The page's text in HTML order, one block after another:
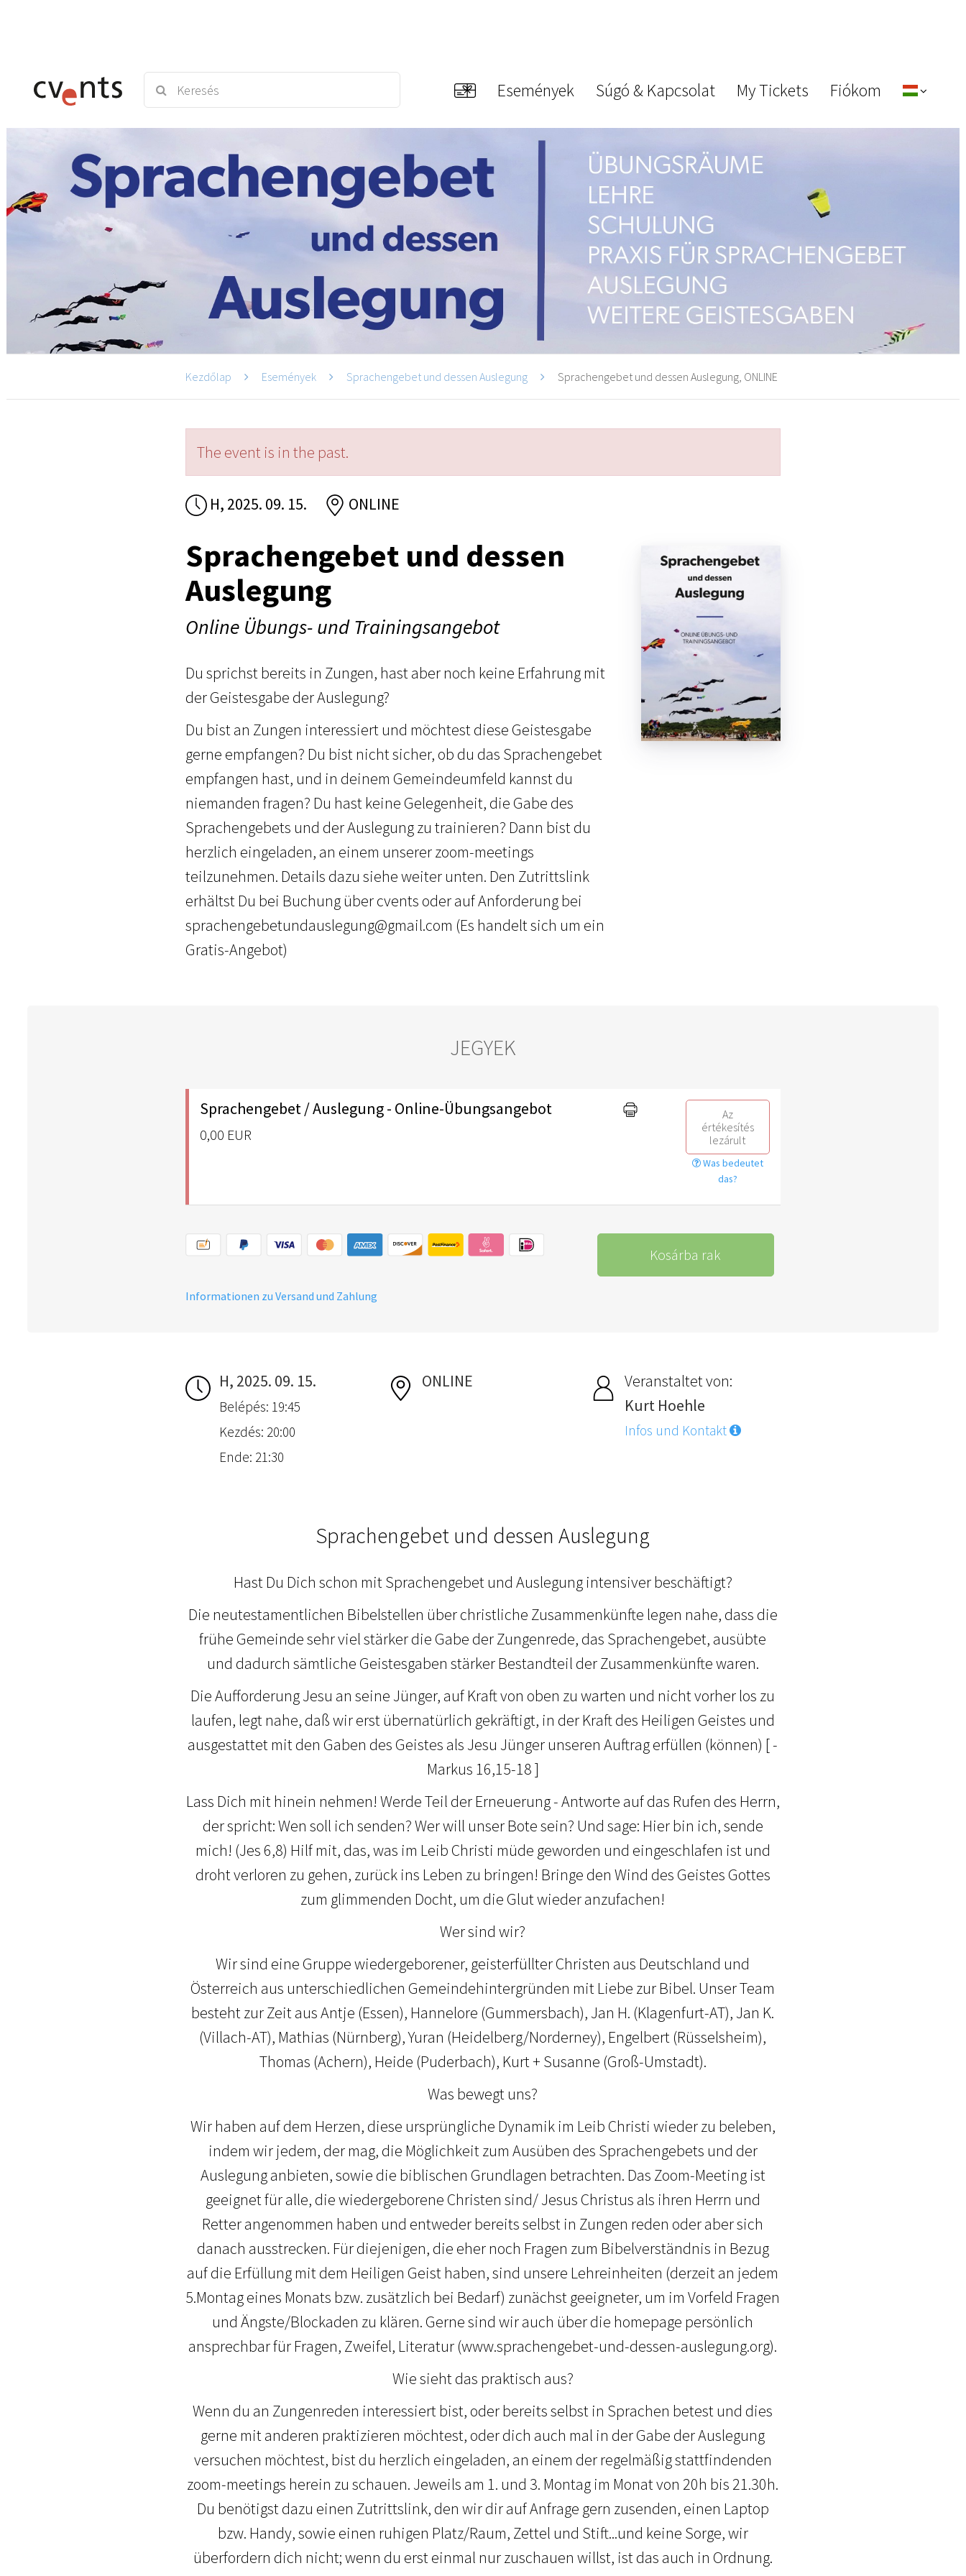
Események Súgó & Kapcsolat My Tickets Fiókom
Kezdőlap Események Sprachengebet und dessen Auslegung Sprachengebet und dessen Auslegung, ONLINE
The event is in the past.
H, 2025. 09. 15. ONLINE
Sprachengebet und dessen
Auslegung
Online Übungs- und Trainingsangebot
Du sprichst bereits in Zungen, hast aber noch keine Erfahrung mit
der Geistesgabe der Auslegung?
Du bist an Zungen interessiert und möchtest diese Geistesgabe
gerne empfangen? Du bist nicht sicher, ob du das Sprachengebet
empfangen hast, und in deinem Gemeindeumfeld kannst du
niemanden fragen? Du hast keine Gelegenheit, die Gabe des
Sprachengebets und der Auslegung zu trainieren? Dann bist du
herzlich eingeladen, an einem unserer zoom-meetings
teilzunehmen. Details dazu siehe weiter unten. Den Zutrittslink
erhältst Du bei Buchung über cvents oder auf Anforderung bei
sprachengebetundauslegung@gmail.com (Es handelt sich um ein
Gratis-Angebot)
JEGYEK
Sprachengebet / Auslegung - Online-Übungsangebot
0,00 EUR
Az
értékesítés
lezárult
Was bedeutet
das?
Kosárba rak
Informationen zu Versand und Zahlung
H, 2025. 09. 15.
Belépés: 19:45
Kezdés: 20:00
Ende: 21:30
ONLINE
Veranstaltet von:
Kurt Hoehle
Infos und Kontakt
Sprachengebet und dessen Auslegung
Hast Du Dich schon mit Sprachengebet und Auslegung intensiver beschäftigt?
Die neutestamentlichen Bibelstellen über christliche Zusammenkünfte legen nahe, dass die
frühe Gemeinde sehr viel stärker die Gabe der Zungenrede, das Sprachengebet, ausübte
und dadurch sämtliche Geistesgaben stärker Bestandteil der Zusammenkünfte waren.
Die Aufforderung Jesu an seine Jünger, auf Kraft von oben zu warten und nicht vorher los zu
laufen, legt nahe, daß wir erst übernatürlich gekräftigt, in der Kraft des Heiligen Geistes und
ausgestattet mit den Gaben des Geistes als Jesu Jünger unseren Auftrag erfüllen (können) [ -
Markus 16,15-18 ]
Lass Dich mit hinein nehmen! Werde Teil der Erneuerung - Antworte auf das Rufen des Herrn,
der spricht: Wen soll ich senden? Wer will unser Bote sein? Und sage: Hier bin ich, sende
mich! (Jes 6,8) Hilf mit, das, was im Leib Christi müde geworden und eingeschlafen ist und
droht verloren zu gehen, zurück ins Leben zu bringen! Bringe den Wind des Geistes Gottes
zum glimmenden Docht, um die Glut wieder anzufachen!
Wer sind wir?
Wir sind eine Gruppe wiedergeborener, geisterfüllter Christen aus Deutschland und
Österreich aus unterschiedlichen Gemeindehintergründen mit Liebe zur Bibel. Unser Team
besteht zur Zeit aus Antje (Essen), Hannelore (Gummersbach), Jan H. (Klagenfurt-AT), Jan K.
(Villach-AT), Mathias (Nürnberg), Yuran (Heidelberg/Norderney), Engelbert (Rüsselsheim),
Thomas (Achern), Heide (Puderbach), Kurt + Susanne (Groß-Umstadt).
Was bewegt uns?
Wir haben auf dem Herzen, diese ursprüngliche Dynamik im Leib Christi wieder zu beleben,
indem wir jedem, der mag, die Möglichkeit zum Ausüben des Sprachengebets und der
Auslegung anbieten, sowie die biblischen Grundlagen betrachten. Das Zoom-Meeting ist
geeignet für alle, die wiedergeborene Christen sind/ Jesus Christus als ihren Herrn und
Retter angenommen haben und entweder bereits selbst in Zungen reden oder aber sich
danach ausstrecken. Für diejenigen, die eher noch Fragen zum Bibelverständnis in Bezug
auf die Erfüllung mit dem Heiligen Geist haben, sind unsere Lehreinheiten (derzeit an jedem
5.Montag eines Monats bzw. zusätzlich bei Bedarf) zunächst geeigneter, um im Vorfeld Fragen
und Ängste/Blockaden zu klären. Gerne sind wir auch über die homepage persönlich
ansprechbar für Fragen, Zweifel, Literatur (www.sprachengebet-und-dessen-auslegung.org).
Wie sieht das praktisch aus?
Wenn du an Zungenreden interessiert bist, oder bereits selbst in Sprachen betest und dies
gerne mit anderen praktizieren möchtest, oder dich auch mal in der Gabe der Auslegung
versuchen möchtest, bist du herzlich eingeladen, an einem der regelmäßig stattfindenden
zoom-meetings herein zu schauen. Jeweils am 1. und 3. Montag im Monat von 20h bis 21.30h.
Du benötigst dazu einen Zutrittslink, den wir dir auf Anfrage gern zusenden, einen Laptop
bzw. Handy, sowie einen ruhigen Platz/Raum, Zettel und Stift...und keine Sorge, wir
überfordern dich nicht; wenn du erst einmal nur zuschauen willst, ist das auch in Ordnung.